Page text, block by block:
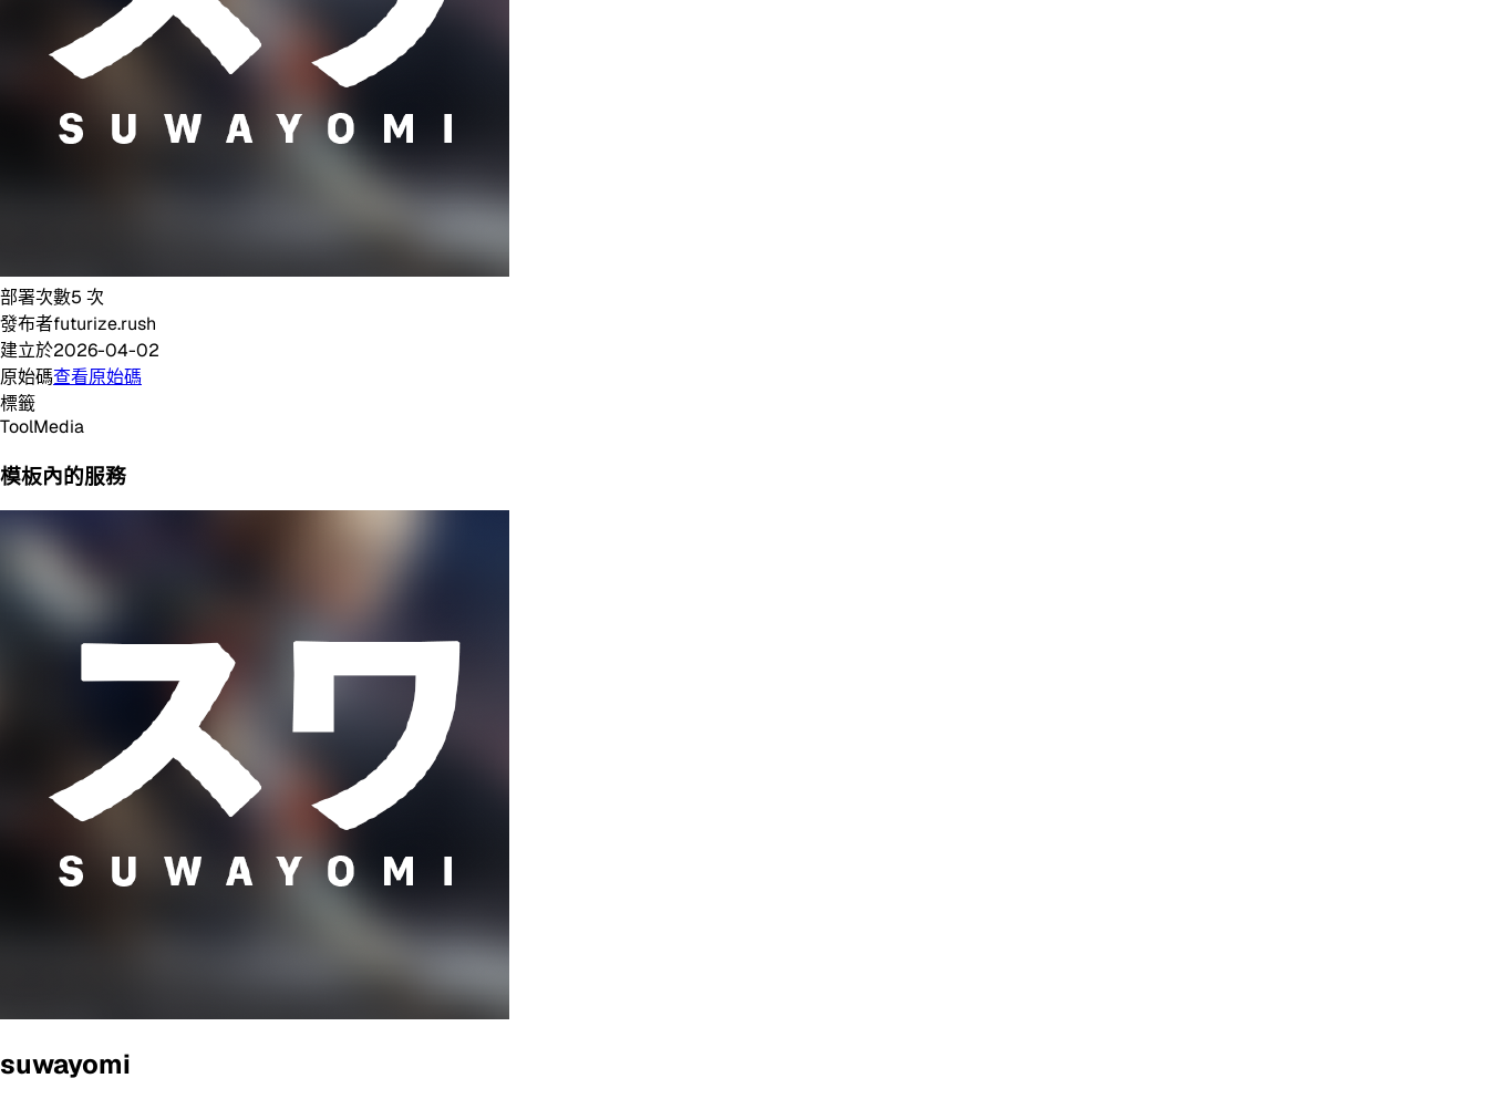
部署次數5 次
發布者futurize.rush
建立於2026-04-02
原始碼查看原始碼
標籤
ToolMedia
模板內的服務
suwayomi